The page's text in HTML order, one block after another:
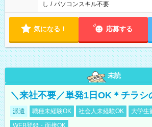
し / パソコンスキル不要
気になる！ 応募する
未読
＼来社不要／単発1日OK＊チラシ
派遣 職種未経験OK 社会人未経験OK 大学生
WEB登録・面接OK